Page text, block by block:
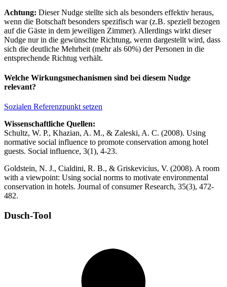
Achtung: Dieser Nudge stellte sich als besonders effektiv heraus,
wenn die Botschaft besonders spezifisch war (z.B. speziell bezogen
auf die Gäste in dem jeweiligen Zimmer). Allerdings wirkt dieser
Nudge nur in die gewünschte Richtung, wenn dargestellt wird, dass
sich die deutliche Mehrheit (mehr als 60%) der Personen in die
entsprechende Richtug verhält.
Welche Wirkungsmechanismen sind bei diesem Nudge
relevant?
Sozialen Referenzpunkt setzen
Wissenschaftliche Quellen:
Schultz, W. P., Khazian, A. M., & Zaleski, A. C. (2008). Using
normative social influence to promote conservation among hotel
guests. Social influence, 3(1), 4-23.
Goldstein, N. J., Cialdini, R. B., & Griskevicius, V. (2008). A room
with a viewpoint: Using social norms to motivate environmental
conservation in hotels. Journal of consumer Research, 35(3), 472-
482.
Dusch-Tool